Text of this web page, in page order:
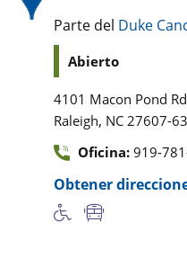
Parte del Duke
Abierto
4101 Macon Pond Rd
Raleigh, NC 27607-
Oficina: 919-
Obtener